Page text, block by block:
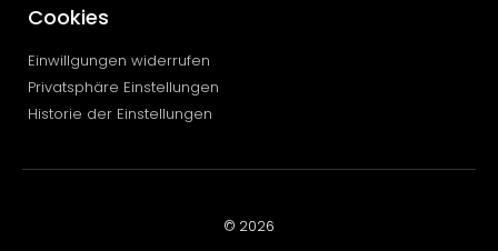
Cookies
Einwillgungen widerrufen
Privatsphäre Einstellungen
Historie der Einstellungen
© 2026